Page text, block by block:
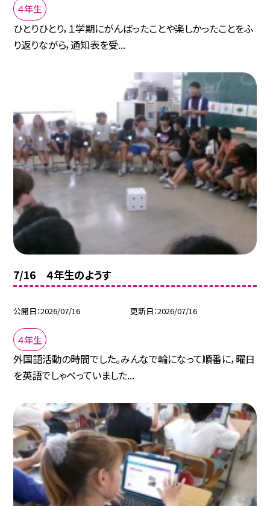
４年生
ひとりひとり，１学期にがんばったことや楽しかったことをふ
り返りながら，通知表を受...
7/16 ４年生のようす
公開日 2026/07/16 更新日 2026/07/16
４年生
外国語活動の時間でした。みんなで輪になって順番に，曜日
を英語でしゃべっていました...